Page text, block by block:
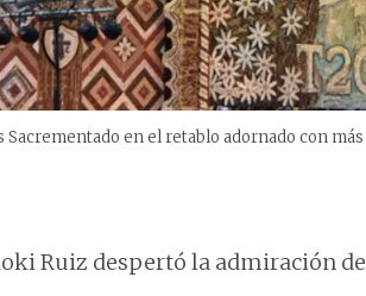
Sacrementado en el retablo adornado con
Ruiz despertó la admiración